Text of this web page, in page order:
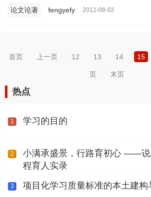
论文论著 fengyefy 2012-08-02
首页 上一页 12 13 14 15
页 末页
热点
1 学习的目的
2
小满承盛景，行路育初心 ——说
程育人实录
3 项目化学习质量标准的本土建构